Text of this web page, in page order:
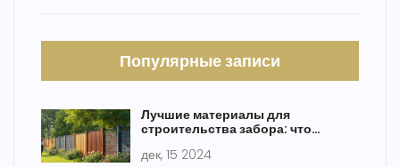
Популярные записи
Лучшие материалы для
строительства забора: что
дек, 15 2024